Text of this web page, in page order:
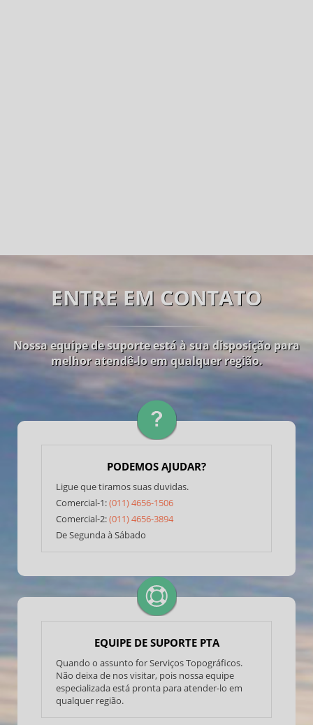
ENTRE EM CONTATO
Nossa equipe de suporte está à sua disposição para
melhor atendê-lo em qualquer região.
PODEMOS AJUDAR?
Ligue que tiramos suas duvidas.
Comercial-1:(011) 4656-1506
Comercial-2:(011) 4656-3894
De Segunda à Sábado
EQUIPE DE SUPORTE PTA
Quando o assunto for Serviços Topográficos.
Não deixa de nos visitar, pois nossa equipe
especializada está pronta para atender-lo em
qualquer região.